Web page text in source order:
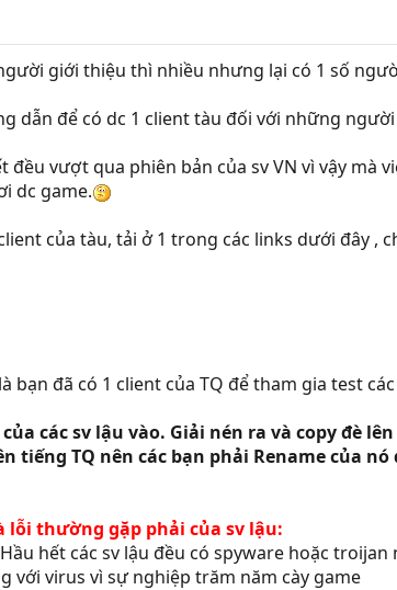
giới thiệu thì nhiều nhưng lại có 1 số
dẫn để có dc 1 client tàu đối với những
đều vượt qua phiên bản của sv VN vì vậy mà
dc game.
của tàu, tải ở 1 trong các links dưới đây
bạn đã có 1 client của TQ để tham gia test
các sv lậu vào. Giải nén ra và copy đè
tiếng TQ nên các bạn phải Rename của
lỗi thường gặp phải của sv lậu:
hết các sv lậu đều có spyware hoặc troijan
với virus vì sự nghiệp trăm năm cày game